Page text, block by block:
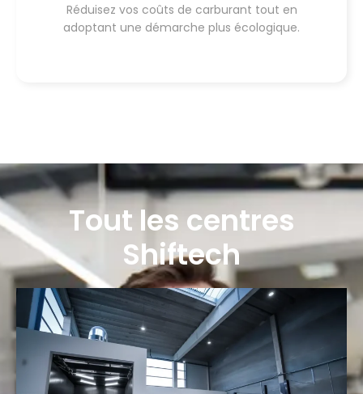
Réduisez vos coûts de carburant tout en
adoptant une démarche plus écologique.
Tout les centres
Shiftech